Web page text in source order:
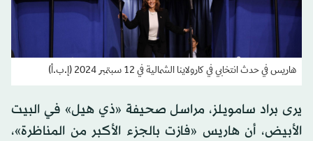
هاريس في حدث انتخابي في كارولاينا الشمالية في 12 سبتمبر 2024 (إ.ب.أ)
يرى براد سامويلز، مراسل صحيفة «ذي هيل» في البيت
الأبيض، أن هاريس «فازت بالجزء الأكبر من المناظرة»،